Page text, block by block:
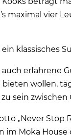
maximal vier
klassisches
erfahrene
wollen,
sein zwischen
„Never Stop
im Moka